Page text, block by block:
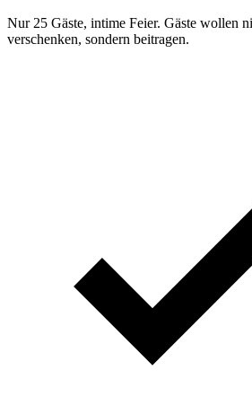
Nur 25 Gäste, intime Feier. Gäste wollen
verschenken, sondern beitragen.